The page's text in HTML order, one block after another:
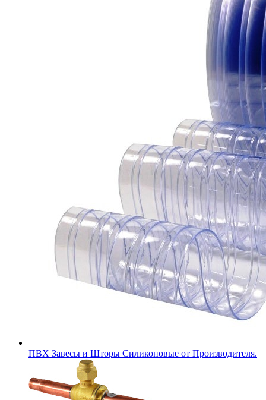
ПВХ Завесы и Шторы Силиконовые от Производителя.